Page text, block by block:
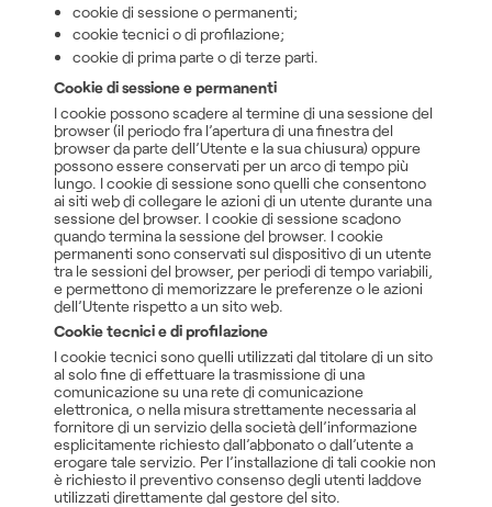
cookie di sessione o permanenti;
cookie tecnici o di profilazione;
cookie di prima parte o di terze parti.
Cookie di sessione e permanenti
I cookie possono scadere al termine di una sessione del
browser (il periodo fra l’apertura di una finestra del
browser da parte dell’Utente e la sua chiusura) oppure
possono essere conservati per un arco di tempo più
lungo. I cookie di sessione sono quelli che consentono
ai siti web di collegare le azioni di un utente durante una
sessione del browser. I cookie di sessione scadono
quando termina la sessione del browser. I cookie
permanenti sono conservati sul dispositivo di un utente
tra le sessioni del browser, per periodi di tempo variabili,
e permettono di memorizzare le preferenze o le azioni
dell’Utente rispetto a un sito web.
Cookie tecnici e di profilazione
I cookie tecnici sono quelli utilizzati dal titolare di un sito
al solo fine di effettuare la trasmissione di una
comunicazione su una rete di comunicazione
elettronica, o nella misura strettamente necessaria al
fornitore di un servizio della società dell’informazione
esplicitamente richiesto dall’abbonato o dall’utente a
erogare tale servizio. Per l’installazione di tali cookie non
è richiesto il preventivo consenso degli utenti laddove
utilizzati direttamente dal gestore del sito.